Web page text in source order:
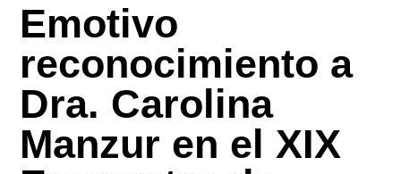
Emotivo
reconocimiento a
Dra. Carolina
Manzur en el XIX